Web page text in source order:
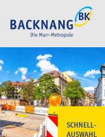
SCHNELL-
AUSWAHL